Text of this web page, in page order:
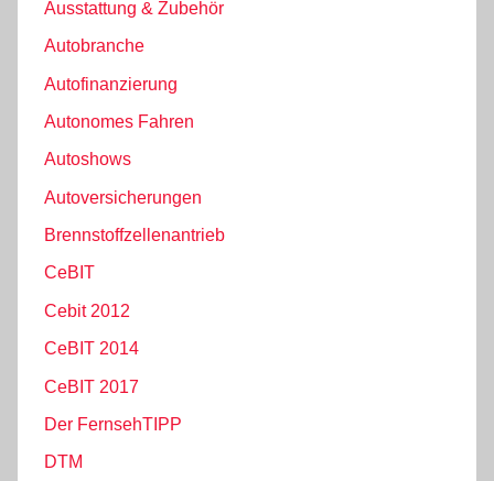
Ausstattung & Zubehör
Autobranche
Autofinanzierung
Autonomes Fahren
Autoshows
Autoversicherungen
Brennstoffzellenantrieb
CeBIT
Cebit 2012
CeBIT 2014
CeBIT 2017
Der FernsehTIPP
DTM